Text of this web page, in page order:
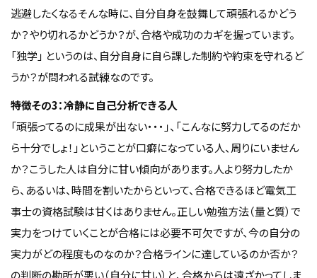
逃避したくなるそんな時に、自分自身を鼓舞して頑張れるかどう
か？やり切れるかどうか？が、合格や成功のカギを握っています。
「独学」 というのは、自分自身に自ら課した制約や約束を守れるど
うか？が問われる試練なのです。
特徴その3：冷静に自己分析できる人
「頑張ってるのに成果が出ない・・・」、「こんなに努力してるのだか
ら十分でしょ！」ということが口癖になっている人、周りにいません
か？こうした人は自分に甘い傾向があります。人より努力したか
ら、あるいは、時間を割いたからといって、合格できるほど電気工
事士の資格試験は甘くはありません。正しい勉強方法（量と質）で
実力をつけていくことが合格には必要不可欠ですが、今の自分の
実力がどの程度ものなのか？合格ラインに達しているのか否か？
の判断の勘所が悪い（自分に甘い）と、合格からは遠ざかってしま